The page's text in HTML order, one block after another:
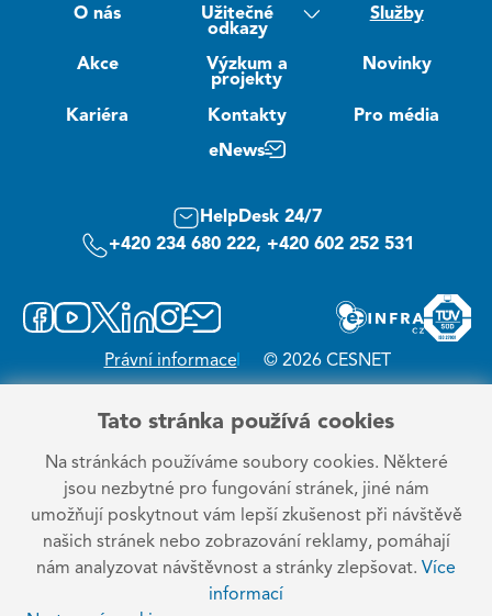
O nás
Užitečné
odkazy
Služby
Akce
Výzkum a
projekty
Novinky
Kariéra Kontakty Pro média
eNews
HelpDesk 24/7
+420 234 680 222, +420 602 252 531
Právní informace © 2026 CESNET
Tato stránka používá cookies
Na stránkách používáme soubory cookies. Některé
jsou nezbytné pro fungování stránek, jiné nám
umožňují poskytnout vám lepší zkušenost při návštěvě
našich stránek nebo zobrazování reklamy, pomáhají
nám analyzovat návštěvnost a stránky zlepšovat. Více
informací